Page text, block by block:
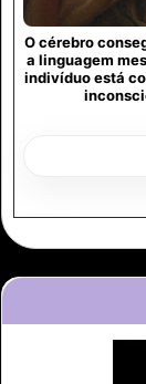
O cérebro
a linguagem
indivíduo está